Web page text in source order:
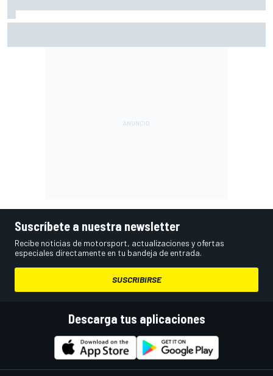
Suscríbete a nuestra newsletter
Recibe noticias de motorsport, actualizaciones y ofertas
especiales directamente en tu bandeja de entrada.
SUSCRIBIRSE
Descarga tus aplicaciones